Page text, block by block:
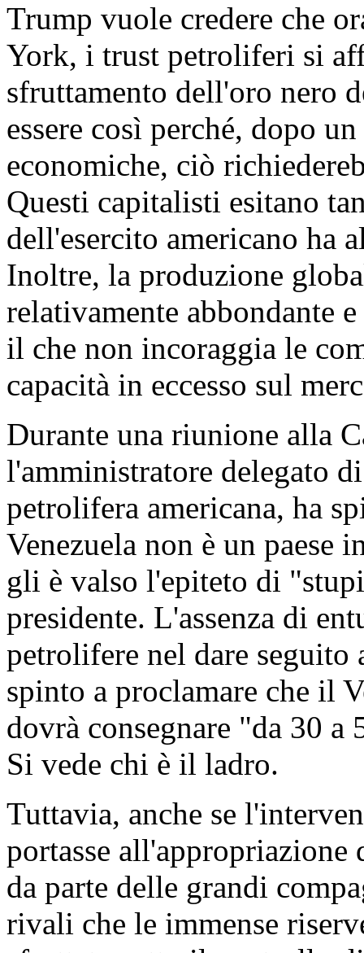
Trump vuole credere che
York, i trust petroliferi si
sfruttamento dell'oro nero
essere così perché, dopo
economiche, ciò
Questi capitalisti esitano
dell'esercito americano ha
Inoltre, la produzione
relativamente abbondante
il che non incoraggia le
capacità in eccesso sul
Durante una riunione alla
l'amministratore delegato
petrolifera americana, ha
Venezuela non è un paese
gli è valso l'epiteto di
presidente. L'assenza di
petrolifere nel dare
spinto a proclamare che il
dovrà consegnare "da 30
Si vede chi è il ladro.
Tuttavia, anche se
portasse
da parte delle grandi
rivali che le immense